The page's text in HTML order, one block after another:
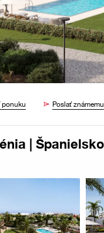
ponuku Poslať známemu
|